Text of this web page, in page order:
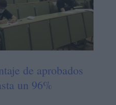
de aprobados
un 96%